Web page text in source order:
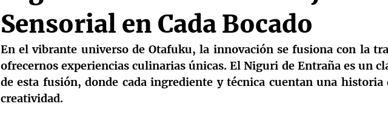
Sensorial en Cada Bocado
En el vibrante universo de Otafuku, la innovación se fusiona con la
ofrecernos experiencias culinarias únicas. El Niguri de Entraña es un
de esta fusión, donde cada ingrediente y técnica cuentan una historia
creatividad.